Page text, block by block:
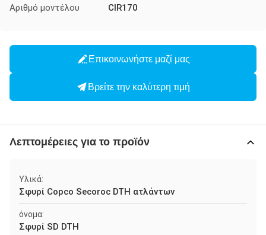
Αριθμό μοντέλου CIR170
Επικοινωνήστε μαζί μας
Βρείτε την καλύτερη τιμή
Λεπτομέρειες για το προϊόν
Υλικά:
Σφυρί Copco Secoroc DTH ατλάντων
όνομα:
Σφυρί SD DTH